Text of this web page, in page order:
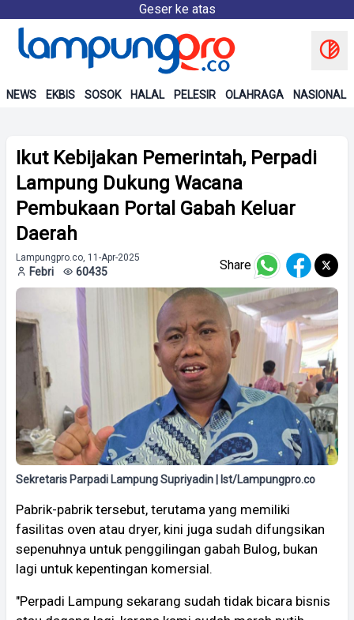
Geser ke atas
NEWS EKBIS SOSOK HALAL PELESIR OLAHRAGA NASIONAL
Ikut Kebijakan Pemerintah, Perpadi
Lampung Dukung Wacana
Pembukaan Portal Gabah Keluar
Daerah
Lampungpro.co, 11-Apr-2025
Febri 60435 Share
Sekretaris Parpadi Lampung Supriyadin | Ist/Lampungpro.co
Pabrik-pabrik tersebut, terutama yang memiliki
fasilitas oven atau dryer, kini juga sudah difungsikan
sepenuhnya untuk penggilingan gabah Bulog, bukan
lagi untuk kepentingan komersial.
"Perpadi Lampung sekarang sudah tidak bicara bisnis